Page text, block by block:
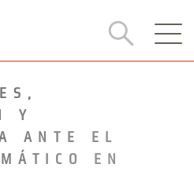
Y
ANTE EL
EN